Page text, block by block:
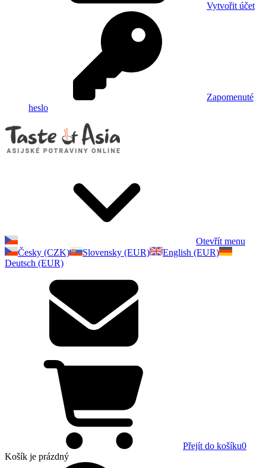
Vytvořit účet
Zapomenuté
heslo
Otevřít menu
Česky (CZK)
Slovensky (EUR)
English (EUR)
Deutsch (EUR)
Přejít do košíku0
Košík je prázdný